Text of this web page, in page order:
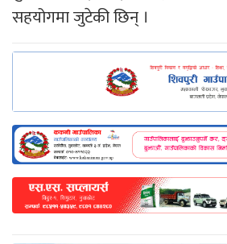
सहयोगमा जुटेकी छिन् ।